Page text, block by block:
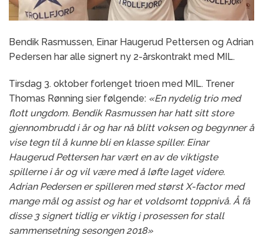
Bendik Rasmussen, Einar Haugerud Pettersen og Adrian
Pedersen har alle signert ny 2-årskontrakt med MIL.
Tirsdag 3. oktober forlenget trioen med MIL. Trener
Thomas Rønning sier følgende: «En nydelig trio med
flott ungdom. Bendik Rasmussen har hatt sitt store
gjennombrudd i år og har nå blitt voksen og begynner å
vise tegn til å kunne bli en klasse spiller. Einar
Haugerud Pettersen har vært en av de viktigste
spillerne i år og vil være med å løfte laget videre.
Adrian Pedersen er spilleren med størst X-factor med
mange mål og assist og har et voldsomt toppnivå. Å få
disse 3 signert tidlig er viktig i prosessen for stall
sammensetning sesongen 2018»